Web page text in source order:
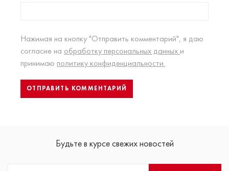
Нажимая на кнопку "Отправить комментарий", я даю
согласие на обработку персональных данных и
принимаю политику конфиденциальности.
Будьте в курсе свежих новостей